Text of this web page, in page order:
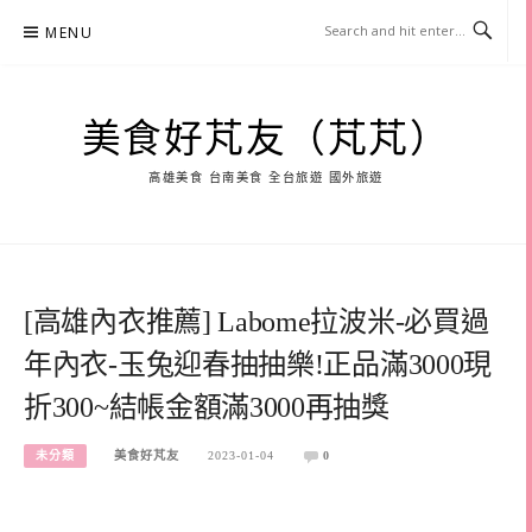
MENU
美食好芃友（芃芃）
高雄美食 台南美食 全台旅遊 國外旅遊
[高雄內衣推薦] Labome拉波米-必買過
年內衣-玉兔迎春抽抽樂!正品滿3000現
折300~結帳金額滿3000再抽獎
未分類 美食好芃友 2023-01-04 0